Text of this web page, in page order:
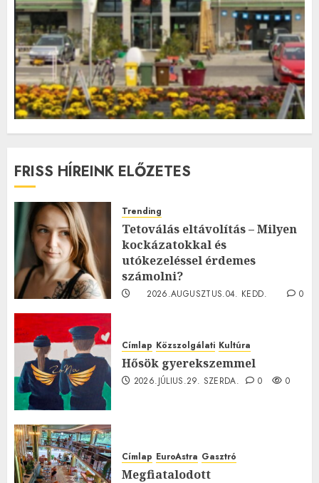
FRISS HÍREINK ELŐZETES
Trending
Tetoválás eltávolítás – Milyen
kockázatokkal és
utókezeléssel érdemes
számolni?
2026.AUGUSZTUS.04. KEDD.
0
Címlap Közszolgálati Kultúra
Hősök gyerekszemmel
2026.JÚLIUS.29. SZERDA. 0 0
Címlap EuroAstra Gasztró
Megfiatalodott